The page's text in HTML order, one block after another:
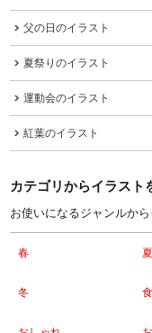
父の日のイラスト
夏祭りのイラスト
運動会のイラスト
紅葉のイラスト
カテゴリからイラスト
お使いになるジャンルか
春 夏
冬